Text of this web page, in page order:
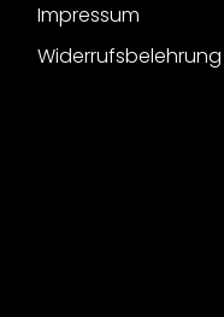
Impressum
Widerrufsbelehrung